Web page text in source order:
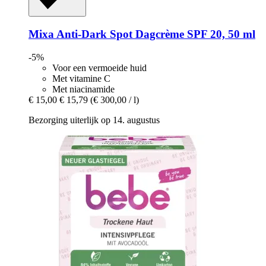
Mixa Anti-​Dark Spot Dagcrème SPF 20, 50 ml
-5%
Voor een vermoeide huid
Met vitamine C
Met niacinamide
€ 15,00 € 15,79 (€ 300,00 / l)
Bezorging uiterlijk op 14. augustus